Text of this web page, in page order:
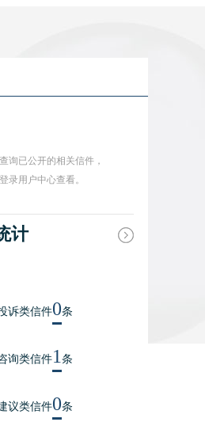
询已公开的相关信件，
录用户中心查看。
计
诉类信件0条
询类信件1 条
议类信件0条